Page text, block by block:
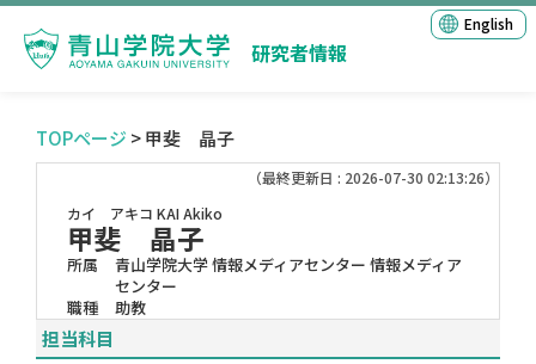
研究者情報
English
TOPページ > 甲斐 晶子
（最終更新日 : 2026-07-30 02:13:26）
カイ アキコ KAI Akiko
甲斐 晶子
所属
青山学院大学 情報メディアセンター 情報メディア
センター
職種
助教
担当科目